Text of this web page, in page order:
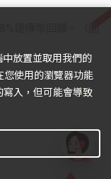
放置並取用我們的
您使用的瀏覽器功能
寫入，但可能會導致